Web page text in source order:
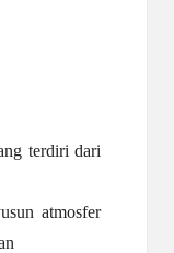
terdiri dari
atmosfer